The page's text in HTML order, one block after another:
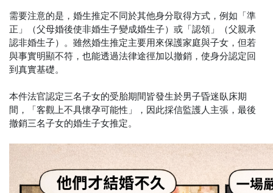
需要注意的是，婚生推定不同於其他身分取得方式，例如「準
正」（父母婚後使非婚生子變成婚生子）或「認領」（父親承
認非婚生子）。雖然婚生推定主要用來保護家庭與子女，但若
與事實明顯不符，也能透過法律途徑加以撤銷，使身分認定回
到真實基礎。
本件法官認定三名子女的受胎期間皆發生於男子昏迷臥床期
間，「客觀上不具懷孕可能性」，因此採信監護人主張，最後
撤銷三名子女的婚生子女推定。